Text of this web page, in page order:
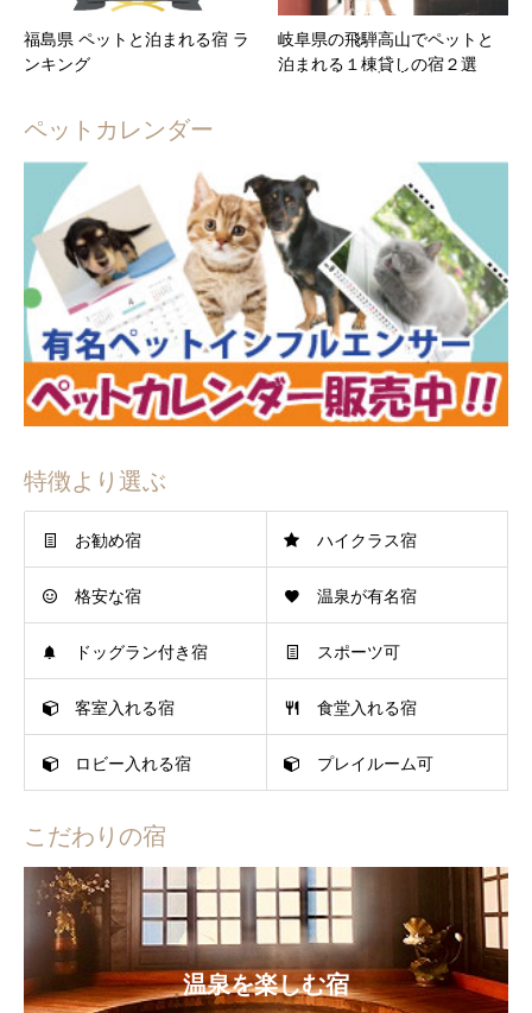
福島県 ペットと泊まれる宿 ラ
ンキング
岐阜県の飛騨高山でペットと
泊まれる１棟貸しの宿２選
ペットカレンダー
特徴より選ぶ
お勧め宿 ハイクラス宿
格安な宿 温泉が有名宿
ドッグラン付き宿 スポーツ可
客室入れる宿 食堂入れる宿
ロビー入れる宿 プレイルーム可
こだわりの宿
温泉を楽しむ宿